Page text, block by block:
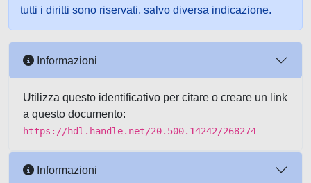
tutti i diritti sono riservati, salvo diversa indicazione.
Informazioni
Utilizza questo identificativo per citare o creare un link
a questo documento:
https://hdl.handle.net/20.500.14242/268274
Informazioni